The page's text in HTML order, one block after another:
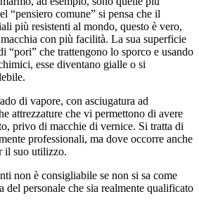
“pensiero comune” si pensa che il
più resistenti al mondo, questo è vero,
con più facilità. La sua superficie
“pori” che trattengono lo sporco e usando
esse diventano gialle o si
di vapore, con asciugatura ad
attrezzature che vi permettono di avere
privo di macchie di vernice. Si tratta di
professionali, ma dove occorre anche
il suo utilizzo.
non è consigliabile se non si sa come
personale che sia realmente qualificato